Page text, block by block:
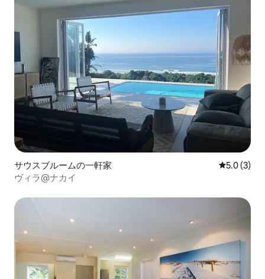
サウスブルームの一軒家 レビュー3
5.0 (3)
ヴィラ@ナカイ